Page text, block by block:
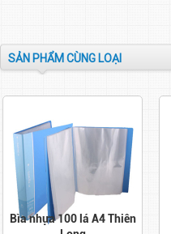
SẢN PHẨM CÙNG LOẠI
Bìa nhựa 100 lá A4 Thiên